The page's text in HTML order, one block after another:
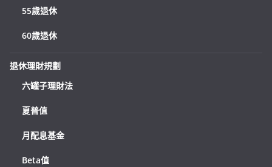
55歲退休
60歲退休
退休理財規劃
六罐子理財法
夏普值
月配息基金
Beta值